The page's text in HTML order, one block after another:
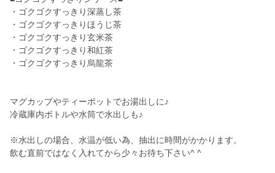
・ゴクゴクすっきり深蒸し茶
・ゴクゴクすっきりほうじ茶
・ゴクゴクすっきり玄米茶
・ゴクゴクすっきり和紅茶
・ゴクゴクすっきり烏龍茶
マグカップやティーポットでお湯出しに♪
冷蔵庫内ボトルや水筒で水出しも♪
※水出しの場合、水温が低い為、抽出に時間がかかります。
飲む直前ではなく入れてから少々お待ち下さい^ ^